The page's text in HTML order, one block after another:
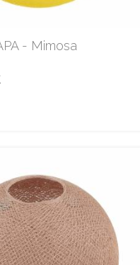
- Mimosa